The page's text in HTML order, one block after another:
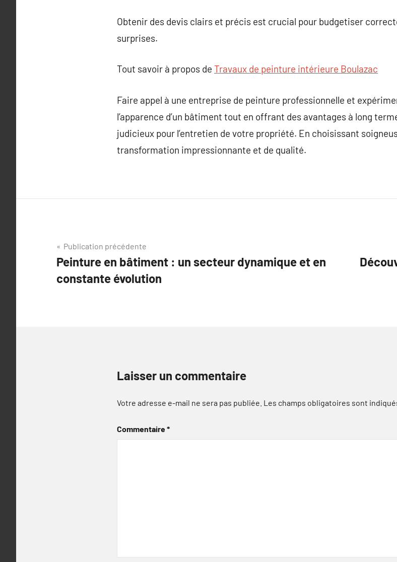
Obtenir des devis clairs et précis est crucial pour budgetiser
surprises.
Tout savoir à propos de Travaux de peinture intérieure Boulazac
Faire appel à une entreprise de peinture professionnelle et
l’apparence d’un bâtiment tout en offrant des avantages à long
judicieux pour l’entretien de votre propriété. En choisissant
transformation impressionnante et de qualité.
Navigation
de
l’article
Publication précédente
Peinture en bâtiment : un secteur dynamique et en
constante évolution
Laisser un commentaire
Votre adresse e-mail ne sera pas publiée. Les champs obligatoires sont
Commentaire*